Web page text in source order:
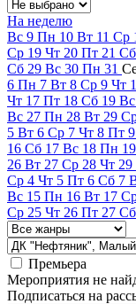
На неделю
Вс 9 Пн 10 Вт 11 Ср
Ср 19 Чт 20 Пт 21 Сб
Сб 29 Вс 30 Пн 31
6 Пн 7 Вт 8 Ср 9 Чт
Чт 17 Пт 18 Сб 19 Вс
Вс 27 Пн 28 Вт 29
5 Вт 6 Ср 7 Чт 8 Пт 9
16 Сб 17 Вс 18 Пн 19
26 Вт 27 Ср 28 Чт 29
Ср 4 Чт 5 Пт 6 Сб 7
Вс 15 Пн 16 Вт 17
Ср 25 Чт 26 Пт 27 Сб
Премьера
Мероприятия не
Подписаться на